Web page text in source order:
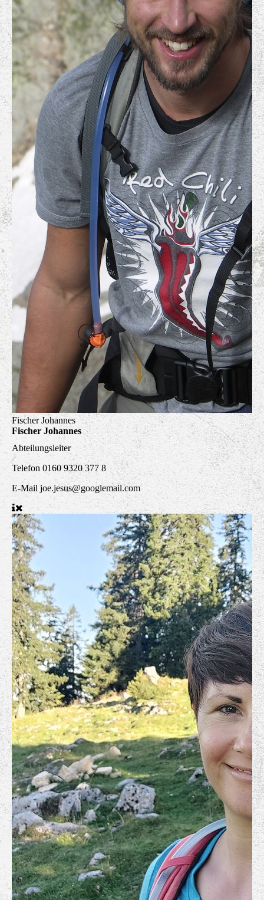
Fischer Johannes
Fischer Johannes
Abteilungsleiter
Telefon 0160 9320 377 8
E-Mail joe.jesus@googlemail.com